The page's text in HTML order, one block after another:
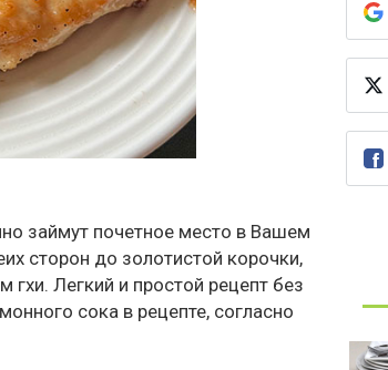
займут почетное место в Вашем
сторон до золотистой корочки,
Легкий и простой рецепт без
сока в рецепте, согласно